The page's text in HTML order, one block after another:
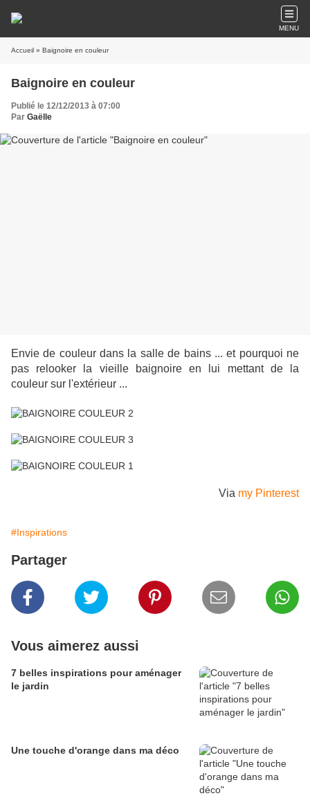
MENU
Accueil » Baignoire en couleur
Baignoire en couleur
Publié le 12/12/2013 à 07:00
Par Gaëlle
Envie de couleur dans la salle de bains ... et pourquoi ne
pas relooker la vieille baignoire en lui mettant de la
couleur sur l'extérieur ...
Via my Pinterest
#Inspirations
Partager
Vous aimerez aussi
7 belles inspirations pour aménager
le jardin
Une touche d'orange dans ma déco